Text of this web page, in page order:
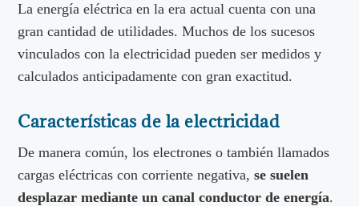
La energía eléctrica en la era actual cuenta con una
gran cantidad de utilidades. Muchos de los sucesos
vinculados con la electricidad pueden ser medidos y
calculados anticipadamente con gran exactitud.
Características de la electricidad
De manera común, los electrones o también llamados
cargas eléctricas con corriente negativa,se suelen
desplazar mediante un canal conductor de energía.